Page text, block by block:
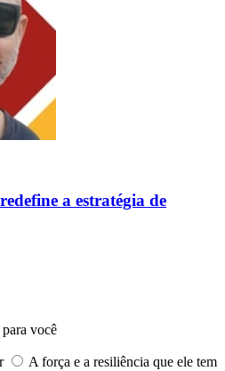
a estratégia de
você
A força e a resiliência que ele tem